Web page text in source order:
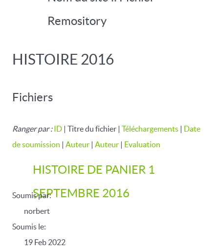
Remository
HISTOIRE 2016
Fichiers
Ranger par :ID | Titre du fichier | Téléchargements | Date
de soumission | Auteur | Auteur | Evaluation
HISTOIRE DE PANIER 1
SEPTEMBRE 2016
Soumis par:
norbert
Soumis le:
19 Feb 2022